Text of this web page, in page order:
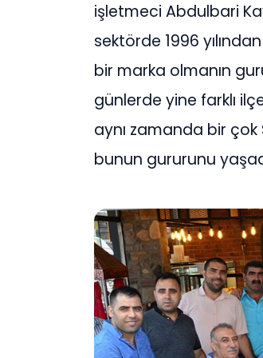
işletmeci Abdulbari
sektörde 1996
bir marka olmanın
günlerde yine farklı
aynı zamanda bir çok
bunun gururunu